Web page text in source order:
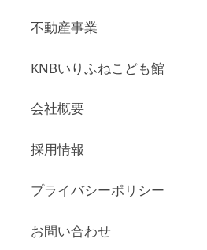
不動産事業
KNBいりふねこども館
会社概要
採用情報
プライバシーポリシー
お問い合わせ